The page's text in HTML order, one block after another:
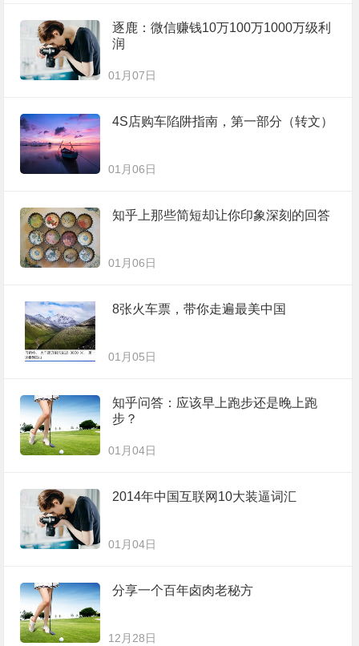
逐鹿：微信赚钱10万100万1000万级利
润
01月07日
4S店购车陷阱指南，第一部分（转文）
01月06日
知乎上那些简短却让你印象深刻的回答
01月06日
8张火车票，带你走遍最美中国
01月05日
知乎问答：应该早上跑步还是晚上跑
步？
01月04日
2014年中国互联网10大装逼词汇
01月04日
分享一个百年卤肉老秘方
12月28日